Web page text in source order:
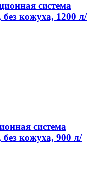
система
без кожуха, 1200 л/
система
без кожуха, 900 л/